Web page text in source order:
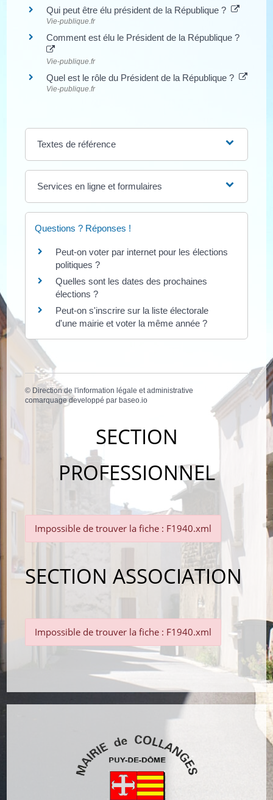
Qui peut être élu président de la République ?
Vie-publique.fr
Comment est élu le Président de la République ?
Vie-publique.fr
Quel est le rôle du Président de la République ?
Vie-publique.fr
Textes de référence
Services en ligne et formulaires
Questions ? Réponses !
Peut-on voter par internet pour les élections
politiques ?
Quelles sont les dates des prochaines
élections ?
Peut-on s'inscrire sur la liste électorale
d'une mairie et voter la même année ?
© Direction de l'information légale et administrative
comarquage developpé parbaseo.io
SECTION
PROFESSIONNEL
Impossible de trouver la fiche : F1940.xml
SECTION ASSOCIATION
Impossible de trouver la fiche : F1940.xml